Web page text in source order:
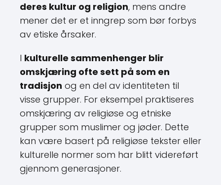
deres kultur og religion, mens andre
mener det er et inngrep som bør forbys
av etiske årsaker.
I kulturelle sammenhenger blir
omskjæring ofte sett på som en
tradisjon og en del av identiteten til
visse grupper. For eksempel praktiseres
omskjæring av religiøse og etniske
grupper som muslimer og jøder. Dette
kan være basert på religiøse tekster eller
kulturelle normer som har blitt videreført
gjennom generasjoner.